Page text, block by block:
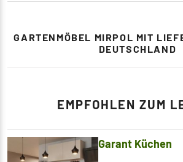
GARTENMÖBEL MIRPOL MIT
DEUTSCHLAND
EMPFOHLEN ZUM
Garant Küchen